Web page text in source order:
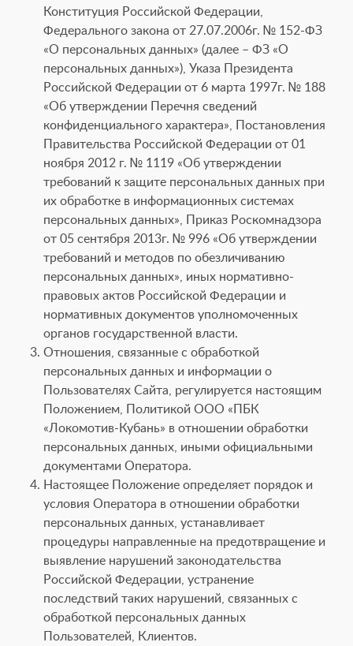
Конституция Российской Федерации,
Федерального закона от 27.07.2006г. № 152-ФЗ
«О персональных данных» (далее – ФЗ «О
персональных данных»), Указа Президента
Российской Федерации от 6 марта 1997г. № 188
«Об утверждении Перечня сведений
конфиденциального характера», Постановления
Правительства Российской Федерации от 01
ноября 2012 г. № 1119 «Об утверждении
требований к защите персональных данных при
их обработке в информационных системах
персональных данных», Приказ Роскомнадзора
от 05 сентября 2013г. № 996 «Об утверждении
требований и методов по обезличиванию
персональных данных», иных нормативно-
правовых актов Российской Федерации и
нормативных документов уполномоченных
органов государственной власти.
Отношения, связанные с обработкой
персональных данных и информации о
Пользователях Сайта, регулируется настоящим
Положением, Политикой ООО «ПБК
«Локомотив-Кубань» в отношении обработки
персональных данных, иными официальными
документами Оператора.
Настоящее Положение определяет порядок и
условия Оператора в отношении обработки
персональных данных, устанавливает
процедуры направленные на предотвращение и
выявление нарушений законодательства
Российской Федерации, устранение
последствий таких нарушений, связанных с
обработкой персональных данных
Пользователей, Клиентов.